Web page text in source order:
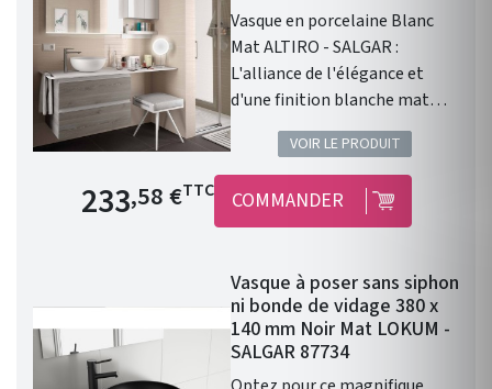
Vasque en porcelaine Blanc
Mat ALTIRO - SALGAR :
L'alliance de l'élégance et
d'une finition blanche mat
Vasque à poser ALTIRO EN
PORCELAINE BLANCHE MAT D
390 x 140 mm . Une finition en
porcelaine blanche Mat. Sans
trou de perçage pour un
robinet à bec haut ou encastré
dans le mur. Diamètre de 390
mm Profondeur de 140 mm
Coloris : Blanc Mat. Cette
VOIR LE PRODUIT
Prix de base
233,58 €TTC COMMANDER
Vasque à poser sans siphon
ni bonde de vidage 380 x
140 mm Noir Mat LOKUM -
SALGAR 87734